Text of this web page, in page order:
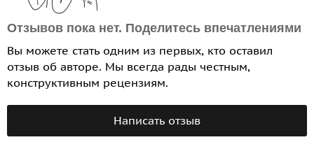
Отзывов пока нет. Поделитесь впечатлениями
Вы можете стать одним из первых, кто оставил
отзыв об авторе. Мы всегда рады честным,
конструктивным рецензиям.
Написать отзыв